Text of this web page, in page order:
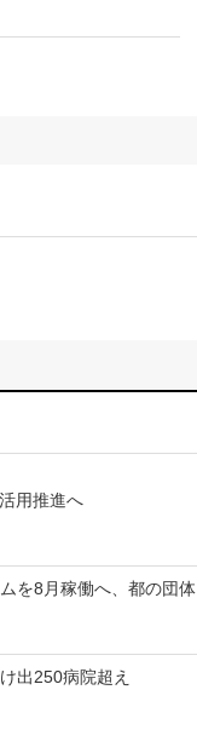
用推進へ
を8月稼働へ、都の団体
出250病院超え